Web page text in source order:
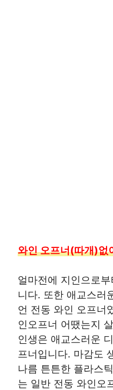
와인 오프너(따개)없
얼마전에 지인으로
니다. 또한 애교스러
언 전동 와인 오프너
인오프너 어땠는지
인생은 애교스러운
프너입니다. 마감도
나름 튼튼한 플라스
는 일반 전동 와인오